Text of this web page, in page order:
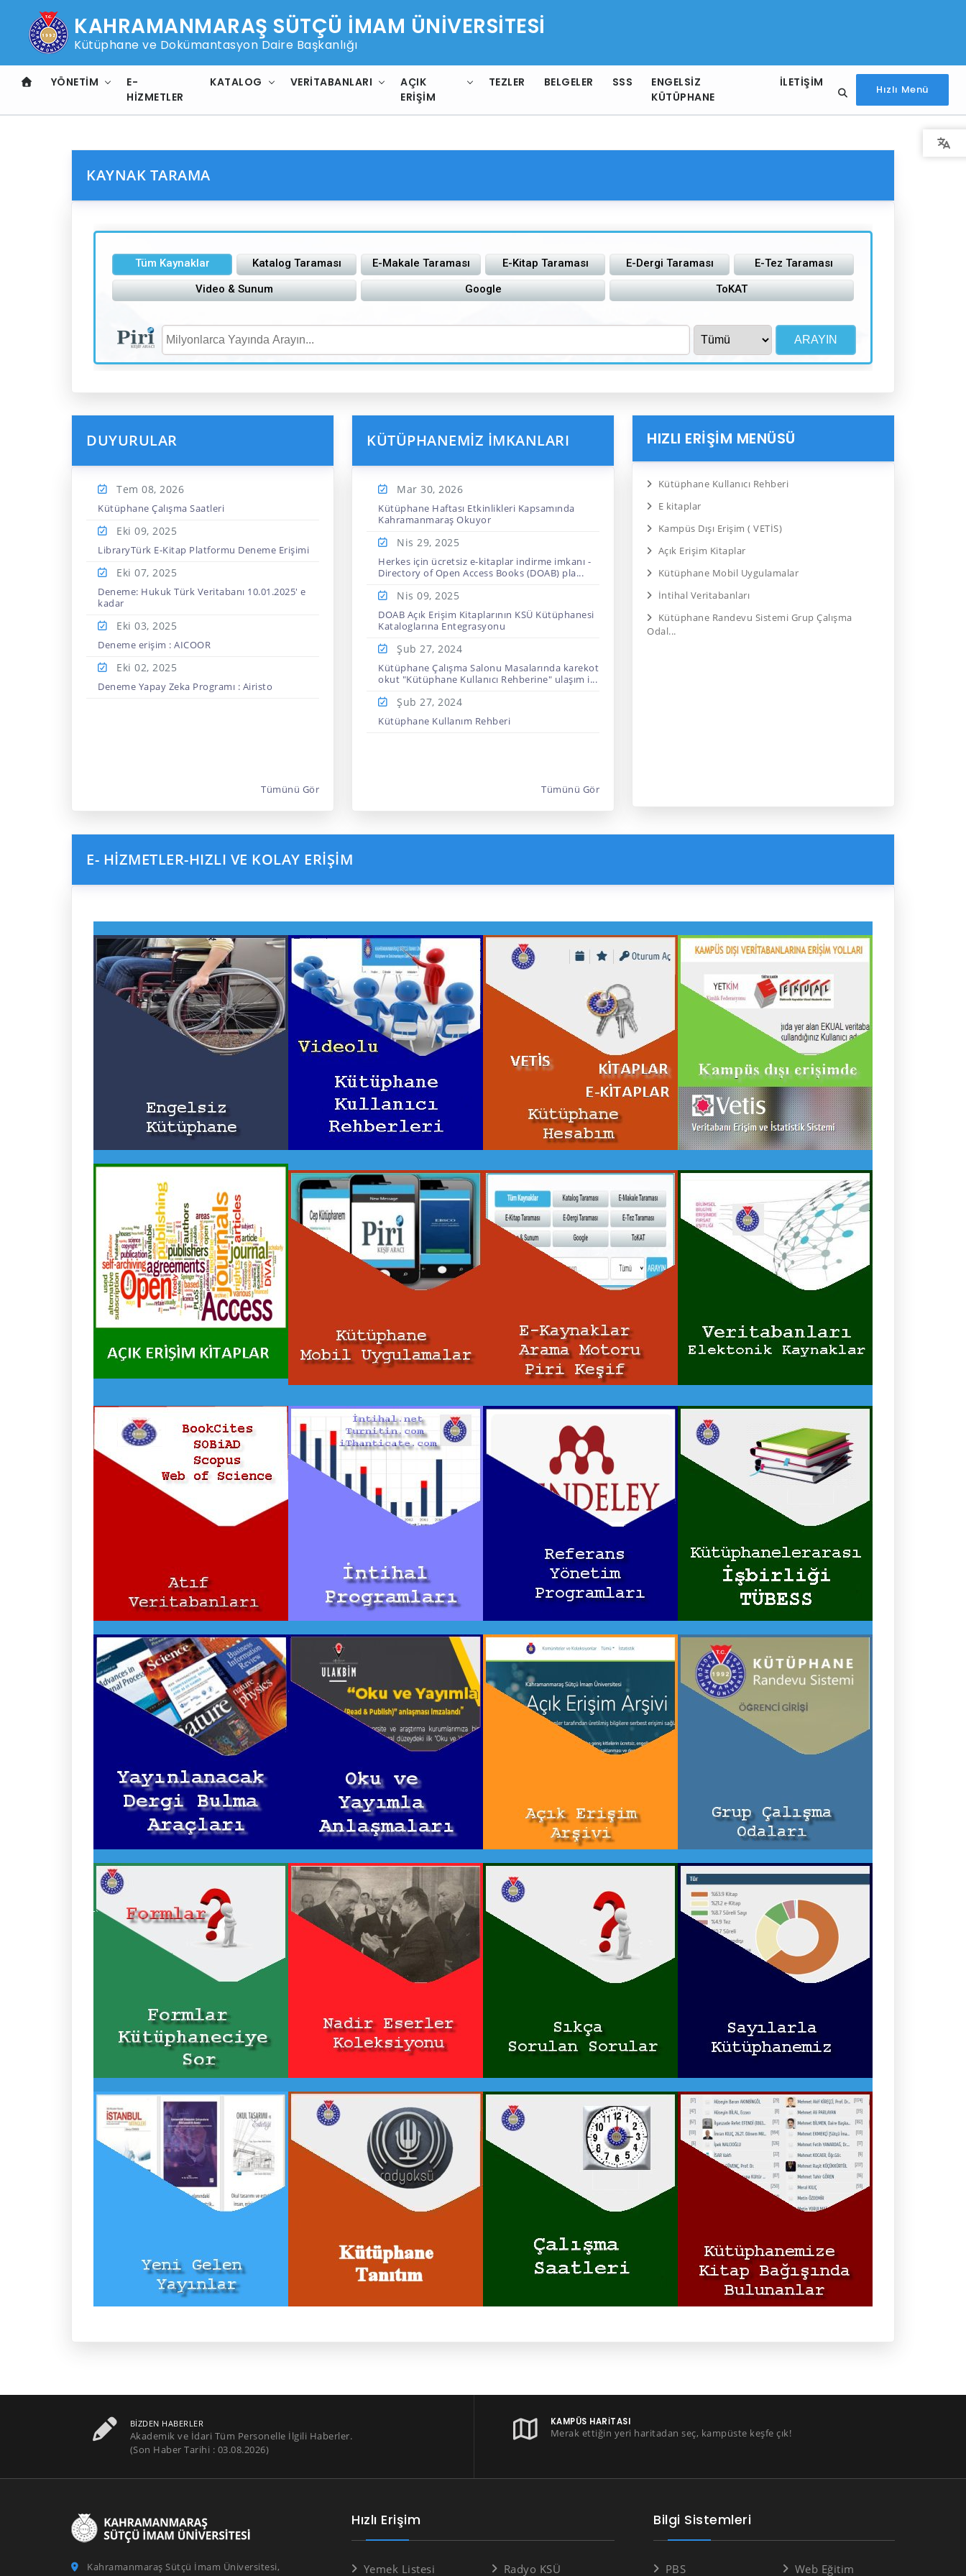
KAHRAMANMARAŞ SÜTÇÜ İMAM ÜNİVERSİTESİ
Kütüphane ve Dokümantasyon Daire Başkanlığı
YÖNETIM
E-
HIZMETLER
KATALOG VERITABANLARI
AÇIK
ERIŞIM
TEZLER BELGELER SSS
ENGELSIZ
KÜTÜPHANE
İLETIŞIM
Hızlı Menü
KAYNAK TARAMA
DUYURULAR
Tem 08, 2026
Kütüphane Çalışma Saatleri
Eki 09, 2025
LibraryTürk E-Kitap Platformu Deneme Erişimi
Eki 07, 2025
Deneme: Hukuk Türk Veritabanı 10.01.2025' e
kadar
Eki 03, 2025
Deneme erişim : AICOOR
Eki 02, 2025
Deneme Yapay Zeka Programı : Airisto
Tümünü Gör
KÜTÜPHANEMIZ İMKANLARI
Mar 30, 2026
Kütüphane Haftası Etkinlikleri Kapsamında
Kahramanmaraş Okuyor
Nis 29, 2025
Herkes için ücretsiz e-kitaplar indirme imkanı -
Directory of Open Access Books (DOAB) pla...
Nis 09, 2025
DOAB Açık Erişim Kitaplarının KSÜ Kütüphanesi
Kataloglarına Entegrasyonu
Şub 27, 2024
Kütüphane Çalışma Salonu Masalarında karekot
okut "Kütüphane Kullanıcı Rehberine" ulaşım i...
Şub 27, 2024
Kütüphane Kullanım Rehberi
Tümünü Gör
HIZLI ERİŞİM MENÜSÜ
Kütüphane Kullanıcı Rehberi
E kitaplar
Kampüs Dışı Erişim ( VETİS)
Açık Erişim Kitaplar
Kütüphane Mobil Uygulamalar
İntihal Veritabanları
Kütüphane Randevu Sistemi Grup Çalışma
Odal...
E- HİZMETLER-HIZLI VE KOLAY ERİŞİM
BIZDEN HABERLER
Akademik ve İdari Tüm Personelle İlgili Haberler.
(Son Haber Tarihi : 03.08.2026)
KAMPÜS HARITASI
Merak ettiğin yeri haritadan seç, kampüste keşfe çık!
Kahramanmaraş Sütçü İmam Üniversitesi,
Hızlı Erişim
Yemek Listesi Radyo KSÜ
Bilgi Sistemleri
PBS Web Eğitim